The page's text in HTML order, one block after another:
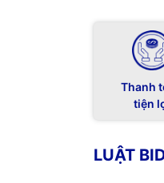
Thanh
tiện
LUẬT